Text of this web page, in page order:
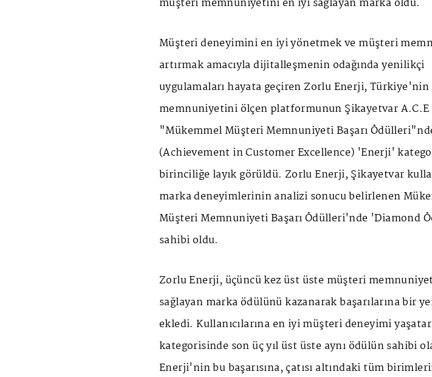
Müşteri deneyimini en iyi yönetmek ve müşteri
artırmak amacıyla dijitalleşmenin odağında yenilikçi
uygulamaları hayata geçiren Zorlu Enerji,
memnuniyetini ölçen platformunun Şikayetvar A.C.E
"Mükemmel Müşteri Memnuniyeti Başarı
(Achievement in Customer Excellence) 'Enerji'
birinciliğe layık görüldü. Zorlu Enerji, Şikayetvar
marka deneyimlerinin analizi sonucu belirlenen
Müşteri Memnuniyeti Başarı Ödülleri'nde 'Diamond
sahibi oldu.
Zorlu Enerji, üçüncü kez üst üste müşteri
sağlayan marka ödülünü kazanarak başarılarına bir
ekledi. Kullanıcılarına en iyi müşteri deneyimi
kategorisinde son üç yıl üst üste aynı ödülün sahibi
Enerji'nin bu başarısına, çatısı altındaki tüm